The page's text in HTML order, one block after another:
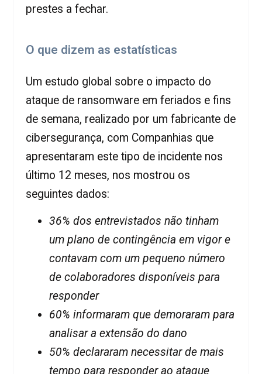
prestes a fechar.
O que dizem as estatísticas
Um estudo global sobre o impacto do
ataque de ransomware em feriados e fins
de semana, realizado por um fabricante de
cibersegurança, com Companhias que
apresentaram este tipo de incidente nos
último 12 meses, nos mostrou os
seguintes dados:
36% dos entrevistados não tinham
um plano de contingência em vigor e
contavam com um pequeno número
de colaboradores disponíveis para
responder
60% informaram que demoraram para
analisar a extensão do dano
50% declararam necessitar de mais
tempo para responder ao ataque